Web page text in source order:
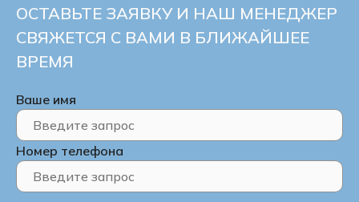
ОСТАВЬТЕ ЗАЯВКУ И НАШ МЕНЕДЖЕР
СВЯЖЕТСЯ С ВАМИ В БЛИЖАЙШЕЕ
ВРЕМЯ
Ваше имя
Номер телефона